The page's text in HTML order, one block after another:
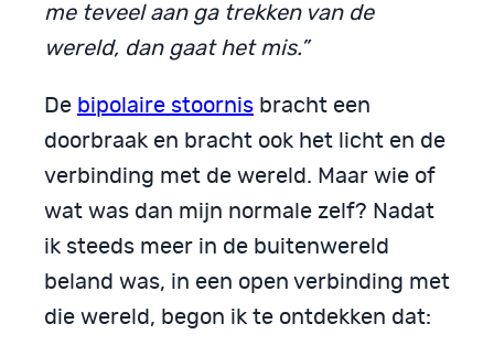
me teveel aan ga trekken van de
wereld, dan gaat het mis.”
De bipolaire stoornis bracht een
doorbraak en bracht ook het licht en de
verbinding met de wereld. Maar wie of
wat was dan mijn normale zelf? Nadat
ik steeds meer in de buitenwereld
beland was, in een open verbinding met
die wereld, begon ik te ontdekken dat: